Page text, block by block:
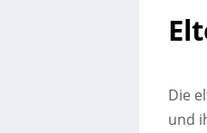
Die
und